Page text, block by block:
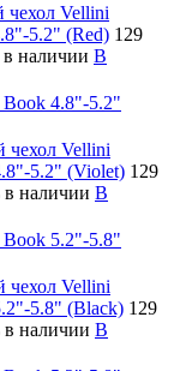
чехол Vellini
5.2" (Red) 129
в наличии В
4.8"-5.2"
чехол Vellini
5.2" (Violet) 129
в наличии В
5.2"-5.8"
чехол Vellini
5.8" (Black) 129
в наличии В